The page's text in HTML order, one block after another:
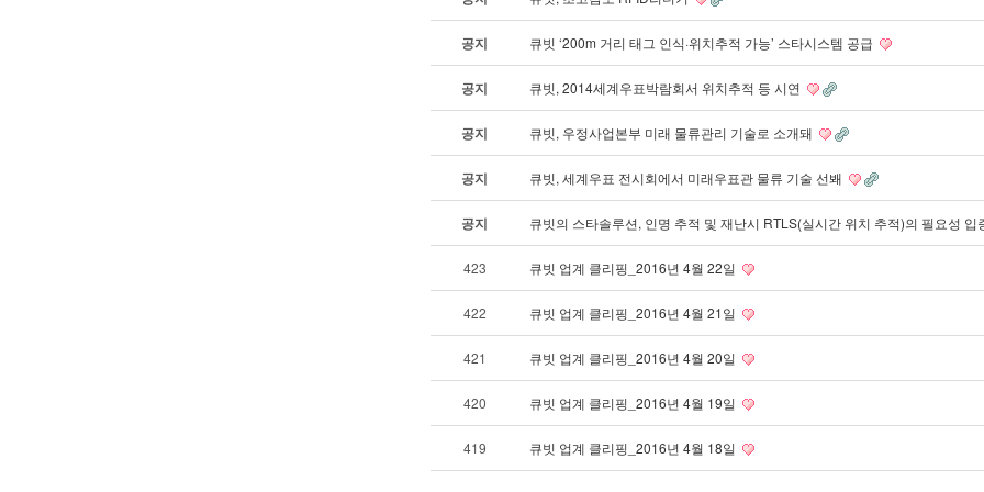
공지 큐빗 ‘200m 거리 태그 인식·위치추적 가능’ 스타시스템 공급
공지 큐빗, 2014세계우표박람회서 위치추적 등 시연
공지 큐빗, 우정사업본부 미래 물류관리 기술로 소개돼
공지 큐빗, 세계우표 전시회에서 미래우표관 물류 기술 선봬
공지 큐빗의 스타솔루션, 인명 추적 및 재난시 RTLS(실시간 위치 추적)의 필요성 입
423 큐빗 업계 클리핑_2016년 4월 22일
422 큐빗 업계 클리핑_2016년 4월 21일
421 큐빗 업계 클리핑_2016년 4월 20일
420 큐빗 업계 클리핑_2016년 4월 19일
419 큐빗 업계 클리핑_2016년 4월 18일